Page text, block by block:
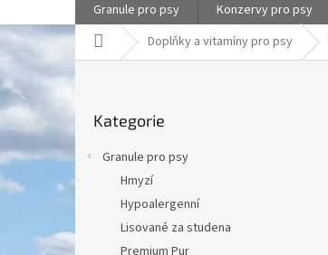
Granule pro psy Konzervy pro psy
Domů Doplňky a vitamíny pro psy
s
t
í
p
kategorie
Kategorie
Granule pro psy
Hmyzí
Hypoalergenní
Lisované za studena
Premium Pur